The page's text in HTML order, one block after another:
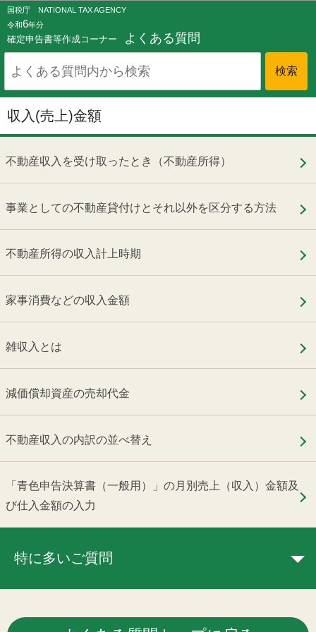
このページの本文へ移動
国税庁 NATIONAL TAX AGENCY
令和6年分
確定申告書等作成コーナー よくある質問
収入(売上)金額
不動産収入を受け取ったとき（不動産所得）
事業としての不動産貸付けとそれ以外を区分する方法
不動産所得の収入計上時期
家事消費などの収入金額
雑収入とは
減価償却資産の売却代金
不動産収入の内訳の並べ替え
「青色申告決算書（一般用）」の月別売上（収入）金額及
び仕入金額の入力
特に多いご質問